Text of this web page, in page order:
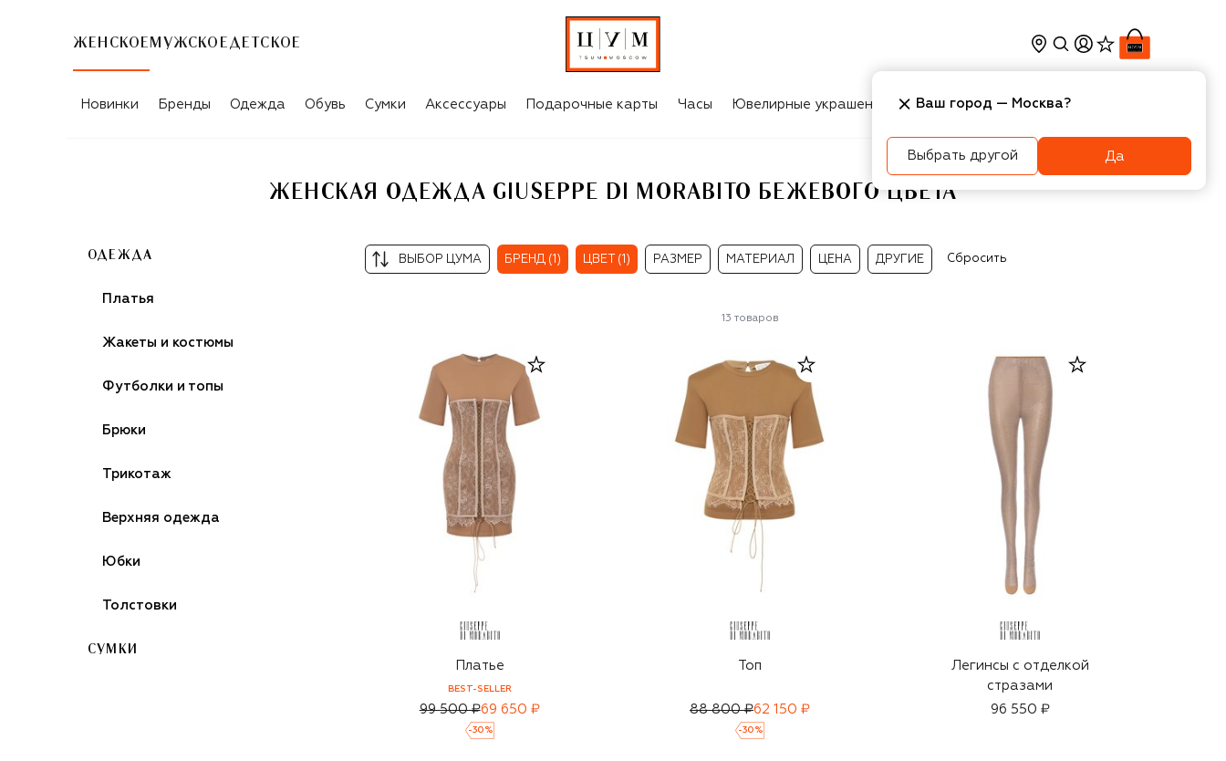
ЖЕНСКОЕ МУЖСКОЕ ДЕТСКОЕ
ЖЕНСКАЯ ОДЕЖДА GIUSEPPE DI MORABITO БЕЖЕВОГО ЦВЕТА
Новинки Бренды Одежда Обувь Сумки Аксессуары Подарочные карты Часы Ювелирные украшения Косметика Интерьер
ЖЕНСКАЯ ОДЕЖДА GIUSEPPE DI MORABITO БЕЖЕВОГО ЦВЕТА
ОДЕЖДА
Платья
Жакеты и костюмы
Футболки и топы
Брюки
Трикотаж
Верхняя одежда
Юбки
Толстовки
СУМКИ
ВЫБОР ЦУМА БРЕНД (1) ЦВЕТ (1) РАЗМЕР МАТЕРИАЛ ЦЕНА ДРУГИЕ Сбросить
13 товаров
Платье
BEST-SELLER
99 500 ₽69 650 ₽
-30 %
Топ
88 800 ₽62 150 ₽
-30 %
Легинсы с отделкой
стразами
96 550 ₽
Ваш город — Москва?
Выбрать другой Да